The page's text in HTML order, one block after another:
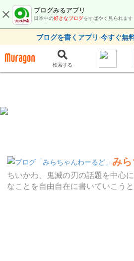
ブログみるアプリ
日本中の好きなブログをすばやく見られます
ブログを書くアプリ 今すぐ無
検索する
み
ちいかわ、鬼滅の刃の話題を中心
なことを自由自在に書いていこう